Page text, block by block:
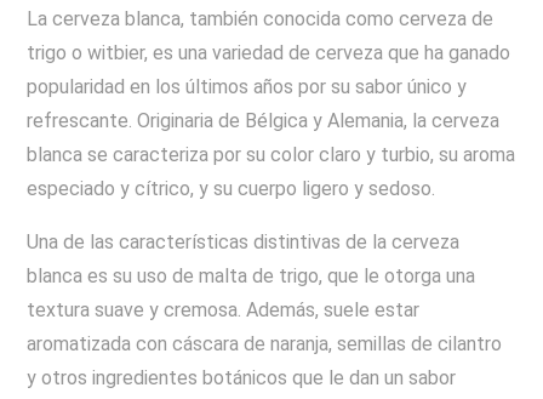
La cerveza blanca, también conocida como cerveza de
trigo o witbier, es una variedad de cerveza que ha ganado
popularidad en los últimos años por su sabor único y
refrescante. Originaria de Bélgica y Alemania, la cerveza
blanca se caracteriza por su color claro y turbio, su aroma
especiado y cítrico, y su cuerpo ligero y sedoso.
Una de las características distintivas de la cerveza
blanca es su uso de malta de trigo, que le otorga una
textura suave y cremosa. Además, suele estar
aromatizada con cáscara de naranja, semillas de cilantro
y otros ingredientes botánicos que le dan un sabor